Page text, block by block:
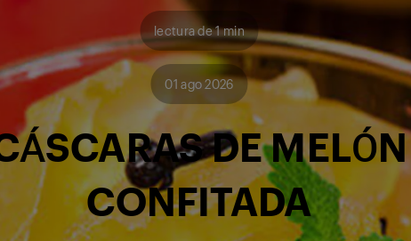
lectura de 1 min
01 ago 2026
DE MELÓN
CONFITADA